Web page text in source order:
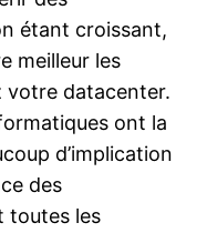
étant croissant,
meilleur les
votre datacenter.
ont la
d’implication
des
toutes les